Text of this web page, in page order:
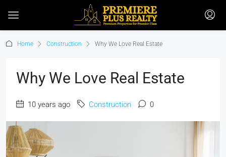
Home Construction Why We Love Real Estate
Why We Love Real Estate
10 years ago Construction 0